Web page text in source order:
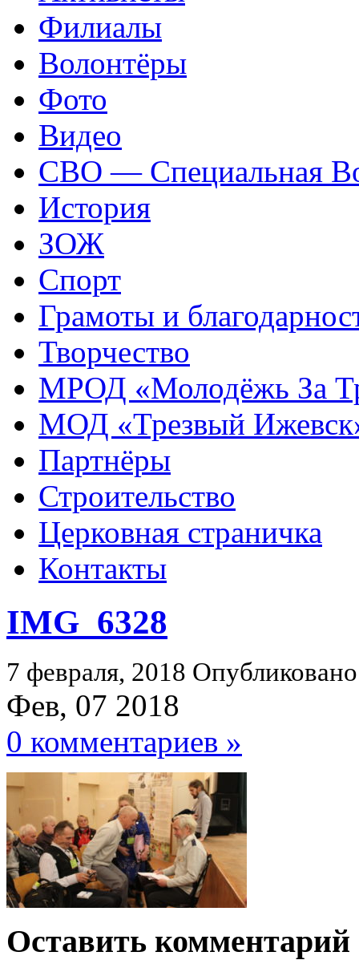
Филиалы
Волонтёры
Фото
Видео
СВО — Специальная
История
ЗОЖ
Спорт
Грамоты и
Творчество
МРОД «Молодёжь За
МОД «Трезвый
Партнёры
Строительство
Церковная страничка
Контакты
IMG_6328
7 февраля, 2018
Фев, 07 2018
0 комментариев »
Оставить комментарий